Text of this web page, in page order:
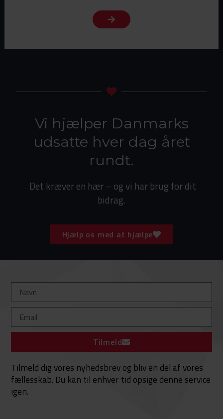
Vi hjælper Danmarks
udsatte hver dag året
rundt.
Det kræver en hær – og vi har brug for dit
bidrag.
Hjælp os med at hjælpe
Tilmeld
Tilmeld dig vores nyhedsbrev og bliv en del af vores
fællesskab. Du kan til enhver tid opsige denne service
igen.